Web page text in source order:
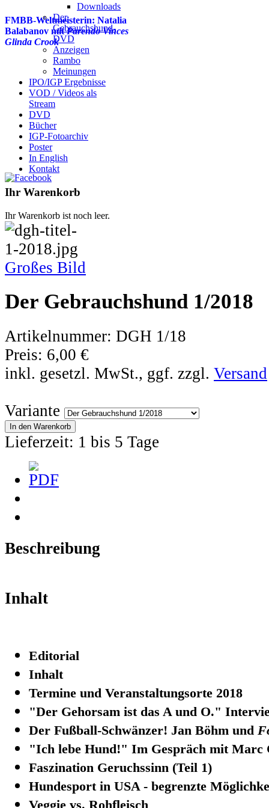
FMBB-Weltmeisterin: Natalia
Balabanov mitParendo Vinces
Glinda Crook
Downloads
Der
Gebrauchshund-
DVD
Anzeigen
Rambo
Meinungen
IPO/IGP Ergebnisse
VOD / Videos als
Stream
DVD
Bücher
IGP-Fotoarchiv
Poster
In English
Kontakt
Ihr Warenkorb
Ihr Warenkorb ist noch leer.
Großes Bild
Der Gebrauchshund 1/2018
Artikelnummer: DGH 1/18
Preis: 6,00 €
inkl. gesetzl. MwSt., ggf. zzgl. Versand
Variante
Lieferzeit: 1 bis 5 Tage
Beschreibung
Inhalt
Editorial
Inhalt
Termine und Veranstaltungsorte 2018
"Der Gehorsam ist das A und O."
Der Fußball-Schwänzer! Jan Böhm und
"Ich lebe Hund!" Im Gespräch mit Marc
Faszination Geruchssinn (Teil 1)
Hundesport in USA - begrenzte
Veggie vs. Rohfleisch